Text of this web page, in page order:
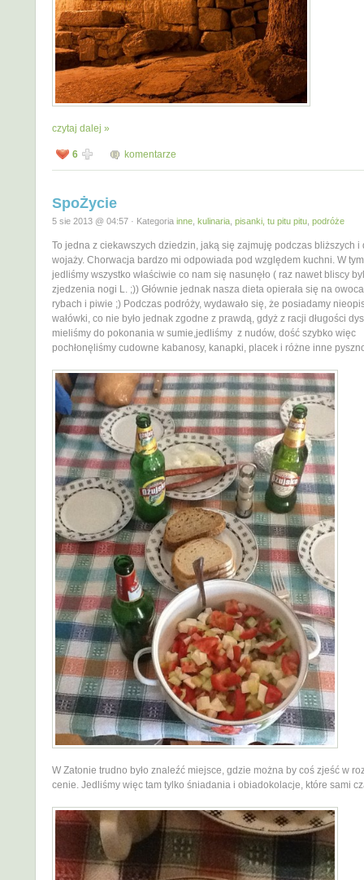
czytaj dalej »
6 komentarze
SpoŻycie
5 sie 2013 @ 04:57 · Kategoria inne kulinaria pisanki, tu pitu pitu podróże
To jedna z ciekawszych dziedzin, jaką się zajmuję podczas bliższych i
wojaży. Chorwacja bardzo mi odpowiada pod względem kuchni. W
jedliśmy wszystko właściwie co nam się nasunęło ( raz nawet bliscy
zjedzenia nogi L. ;)) Głównie jednak nasza dieta opierała się na
rybach i piwie ;) Podczas podróży, wydawało się, że posiadamy
wałówki, co nie było jednak zgodne z prawdą, gdyż z racji długości
mieliśmy do pokonania w sumie,jedliśmy z nudów, dość szybko więc
pochłonęliśmy cudowne kabanosy, kanapki, placek i różne inne
W Zatonie trudno było znaleźć miejsce, gdzie można by coś zjeść w
cenie. Jedliśmy więc tam tylko śniadania i obiadokolacje, które sami